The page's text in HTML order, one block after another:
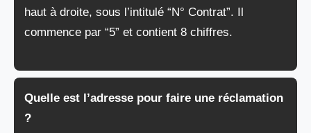
haut à droite, sous l’intitulé “N° Contrat”. Il
commence par “5” et contient 8 chiffres.
Quelle est l’adresse pour faire une réclamation
?